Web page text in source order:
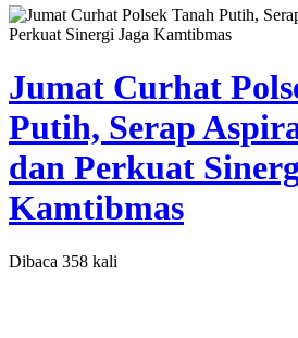
Jumat Curhat
Putih, Serap
dan Perkuat
Kamtibmas
Dibaca 358 kali